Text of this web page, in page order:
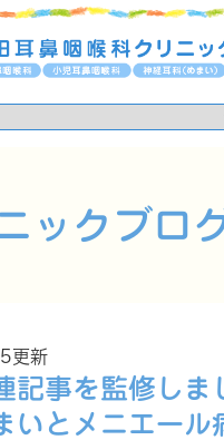
ックブロ
更新
記事を監修しま
いとメニエール